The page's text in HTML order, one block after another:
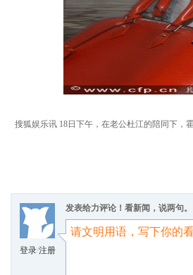
搜狐娱乐讯 18日下午，在老公杜江的陪同下，
登录/注册
发表给力评论！看新闻，说两句。